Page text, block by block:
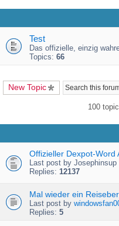
Test
Das offizielle, einzig
Topics: 66
New Topic
100
Offizieller Dexpot-Word
Last post by Josephinsup
Replies: 12137
Mal wieder ein
Last post by
Replies: 5